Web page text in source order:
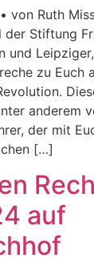
von Ruth
der Stiftung
und
zu Euch
anderem
der mit
[…]
auf